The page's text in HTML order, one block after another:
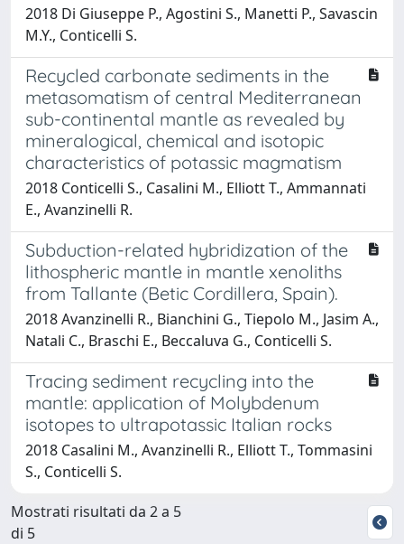
2018 Di Giuseppe P., Agostini S., Manetti P., Savascin
M.Y., Conticelli S.
Recycled carbonate sediments in the
metasomatism of central Mediterranean
sub-continental mantle as revealed by
mineralogical, chemical and isotopic
characteristics of potassic magmatism
2018 Conticelli S., Casalini M., Elliott T., Ammannati
E., Avanzinelli R.
Subduction-related hybridization of the
lithospheric mantle in mantle xenoliths
from Tallante (Betic Cordillera, Spain).
2018 Avanzinelli R., Bianchini G., Tiepolo M., Jasim A.,
Natali C., Braschi E., Beccaluva G., Conticelli S.
Tracing sediment recycling into the
mantle: application of Molybdenum
isotopes to ultrapotassic Italian rocks
2018 Casalini M., Avanzinelli R., Elliott T., Tommasini
S., Conticelli S.
Mostrati risultati da 2 a 5
di 5